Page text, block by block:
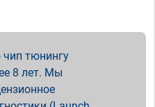
тюнингу
8 лет. Мы